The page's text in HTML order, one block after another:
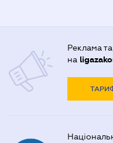
Реклама
на